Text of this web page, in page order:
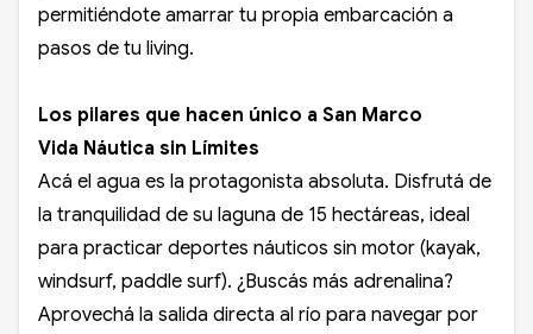
permitiéndote amarrar tu propia embarcación a
pasos de tu living.
Los pilares que hacen único a San Marco
Vida Náutica sin Límites
Acá el agua es la protagonista absoluta. Disfrutá de
la tranquilidad de su laguna de 15 hectáreas, ideal
para practicar deportes náuticos sin motor (kayak,
windsurf, paddle surf). ¿Buscás más adrenalina?
Aprovechá la salida directa al río para navegar por